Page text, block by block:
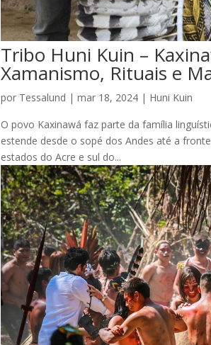
Tribo Huni Kuin –
Xamanismo, Rituais e
por Tessalund |mar 18, 2024 | Huni Kuin
O povo Kaxinawá faz parte da família
estende desde o sopé dos Andes até a
estados do Acre e sul do...